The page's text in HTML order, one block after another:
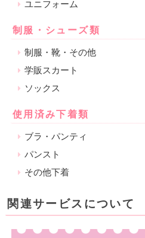
ユニフォーム
制服・シューズ類
制服・靴・その他
学販スカート
ソックス
使用済み下着類
ブラ・パンティ
パンスト
その他下着
関連サービスについて